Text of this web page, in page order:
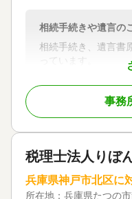
相続手続きや遺言の
相続手続き、遺言書
っています。
身近な方が亡くなっ
変です。そして期限
当事務所にお任せ頂
きを行わせて頂きま
また遺言書を書いて
そしてお客様自身も
お気軽にご連絡下さ
事務
税理士法人りぼ
兵庫県神戸市北区に
所在地： 兵庫県たつの